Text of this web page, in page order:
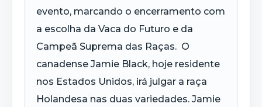
evento, marcando o encerramento com
a escolha da Vaca do Futuro e da
Campeã Suprema das Raças. O
canadense Jamie Black, hoje residente
nos Estados Unidos, irá julgar a raça
Holandesa nas duas variedades. Jamie